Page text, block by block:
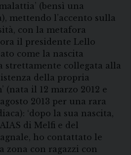
(bensì una
mettendo l’accento sulla
con la metafora
il presidente Lello
come la nascita
strettamente collegata alla
della propria
(nata il 12 marzo 2012 e
2013 per una rara
‘dopo la sua nascita,
di Melfi e del
ho contattato le
zona con ragazzi con